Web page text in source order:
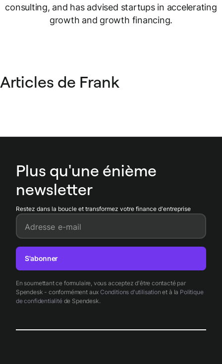
consulting, and has advised startups in accelerating
growth and growth financing.
Articles de Frank
Plus qu'une énième
newsletter
Restez dans la boucle et transformez votre finance d'entreprise
Adresse e-mail
En soumettant ce formulaire, vous acceptez d'être contacté par
Spendesk - conformément aux Conditions d'utilisation et à la Politique
de confidentialitéde Spendesk.
S'abonner